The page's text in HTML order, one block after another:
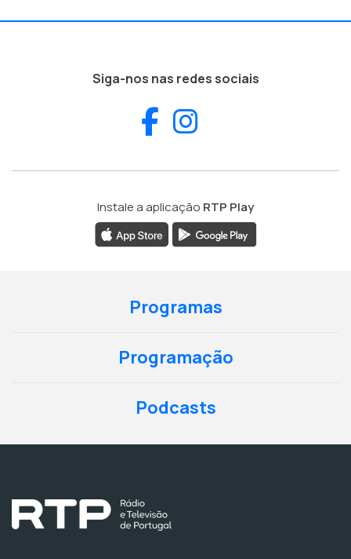
Siga-nos nas redes sociais
Facebook
Instale a aplicação RTP Play
Programas
Programação
Podcasts